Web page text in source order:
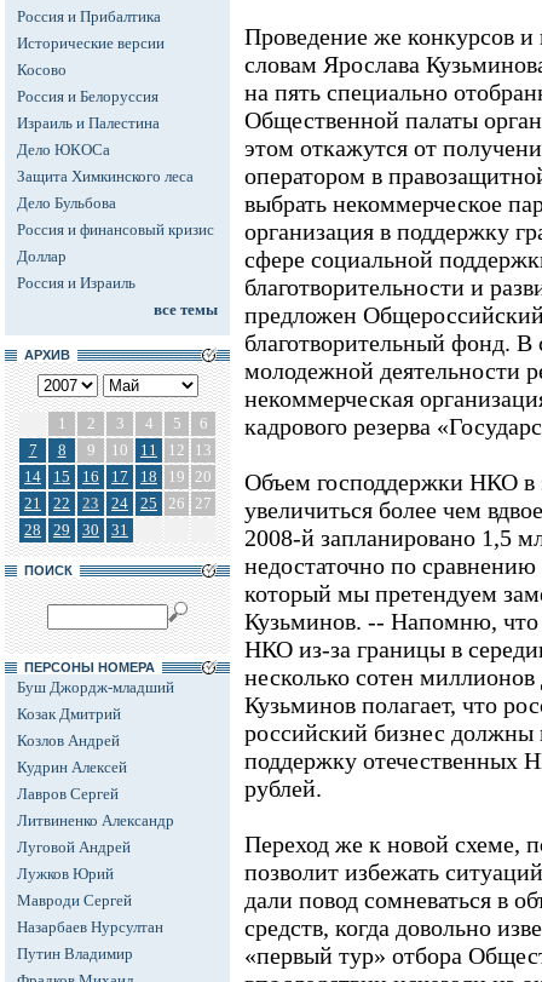
Россия и Прибалтика
Исторические версии
Косово
Россия и Белоруссия
Израиль и Палестина
Дело ЮКОСа
Защита Химкинского леса
Дело Бульбова
Россия и финансовый кризис
Доллар
Россия и Израиль
все темы
АРХИВ
1 2 3 4 5
6
7
8 9 10 11 12
13
14
15 16 17 18 19 20
21
22 23 24 25 26 27
28
29 30 31
ПОИСК
ПЕРСОНЫ НОМЕРА
Буш Джордж-младший
Козак Дмитрий
Козлов Андрей
Кудрин Алексей
Лавров Сергей
Литвиненко Александр
Луговой Андрей
Лужков Юрий
Мавроди Сергей
Назарбаев Нурсултан
Путин Владимир
Проведение же конкурсов и
словам Ярослава
на пять специально
Общественной палаты
этом откажутся от
оператором в
выбрать некоммерческое
организация в поддержку
сфере социальной
благотворительности и
предложен
благотворительный фонд.
молодежной деятельности
некоммерческая
кадрового резерва
Объем господдержки НКО в
увеличиться более чем
2008-й запланировано 1,5
недостаточно по
который мы претендуем
Кузьминов. -- Напомню,
НКО из-за границы в
несколько сотен
Кузьминов полагает, что
российский бизнес должны
поддержку отечественных
рублей.
Переход же к новой
позволит избежать
дали повод сомневаться в
средств, когда довольно
«первый тур» отбора